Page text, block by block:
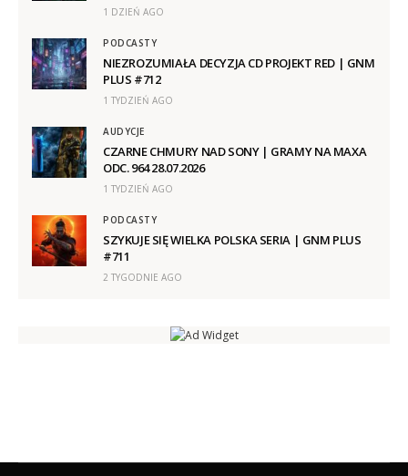
1 DZIEŃ AGO
PODCASTY
NIEZROZUMIAŁA DECYZJA CD PROJEKT RED | GNM
PLUS #712
1 TYDZIEŃ AGO
AUDYCJE
CZARNE CHMURY NAD SONY | GRAMY NA MAXA
ODC. 964 28.07.2026
1 TYDZIEŃ AGO
PODCASTY
SZYKUJE SIĘ WIELKA POLSKA SERIA | GNM PLUS
#711
2 TYGODNIE AGO